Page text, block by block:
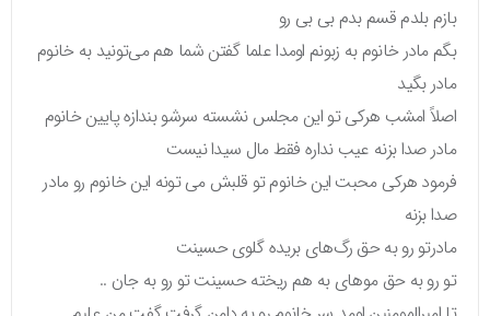
بازم بلدم قسم بدم بی بی رو
بگم مادر خانوم به زبونم اومدا علما گفتن شما هم می‌تونید به خانوم
مادر بگید
اصلاً امشب هرکی تو این مجلس نشسته سرشو بندازه پایین خانوم
مادر صدا بزنه عیب نداره فقط مال سیدا نیست
فرمود هرکی محبت این خانوم تو قلبش می تونه این خانوم رو مادر
صدا بزنه
مادرتو رو به حق رگ‌های بریده گلوی حسینت
تو رو به حق موهای به هم ریخته حسینت تو رو به جان ..